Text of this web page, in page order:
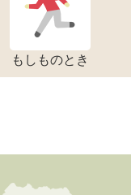
もしものとき